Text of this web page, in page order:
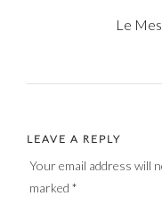
Le
LEAVE A REPLY
Your email address will
marked *